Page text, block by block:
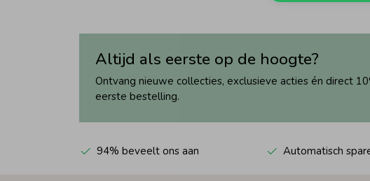
Altijd als eerste op de hoogte?
Ontvang nieuwe collecties, exclusieve acties én direct
eerste bestelling.
94% beveelt ons aan Automatisch